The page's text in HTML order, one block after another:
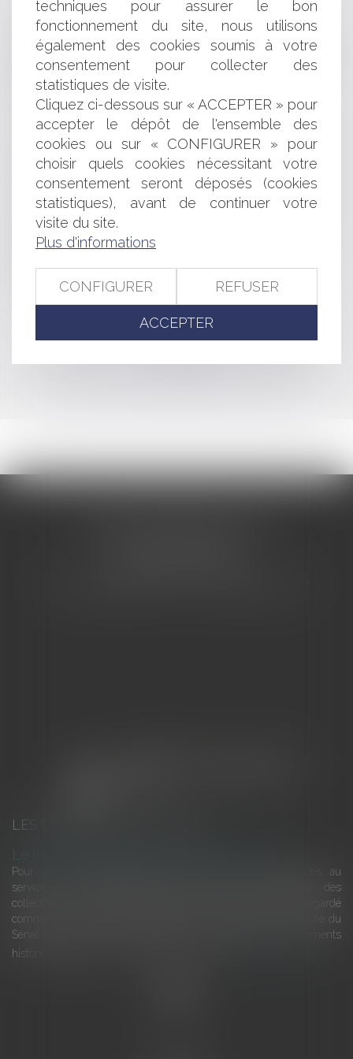
Les honoraires dus à l'avocat en l'absence de
convention avec le client
Interdiction de gérer contre un dirigeant ayant omis de
déclarer la cessation des paiements - Éditions Francis
Lefebvre
L'Union européenne doit-elle sanctionner Android ?
Sûreté pour autrui : pas de bénéfice de subrogation
Expertise et valeur des droits sociaux : aspects
procéduraux - Procédure civile | Dalloz Actualité
Responsabilité de l'architecte : signer n'est pas jouer
Emploi fonctionnel : la justification de la perte de
confiance
la France adapte son droit aux contrats internationaux -
Les Echos
La location de carrière de course des trotteurs
< ... 230 231 232 233 234 235 236 ...
LES DERNIÈRES ACTUALITÉS
Le joug léger des monuments historiques
Pour une gestion patrimoniale des monuments historiques au
service du développement économique et touristique des
collectivités Le monument historique a longtemps été regardé
comme une charge. Le rapport que la commission de la culture du
Sénat a consacré, en juillet 2026, à la gestion des monuments
historiques invite à y voir aussi une ressour...
techniques pour assurer le bon
fonctionnement du site, nous utilisons
également des cookies soumis à votre
consentement pour collecter des
statistiques de visite.
Cliquez ci-dessous sur « ACCEPTER » pour
accepter le dépôt de l'ensemble des
cookies ou sur « CONFIGURER » pour
choisir quels cookies nécessitant votre
consentement seront déposés (cookies
statistiques), avant de continuer votre
visite du site.
Plus d'informations
CONFIGURER REFUSER
ACCEPTER